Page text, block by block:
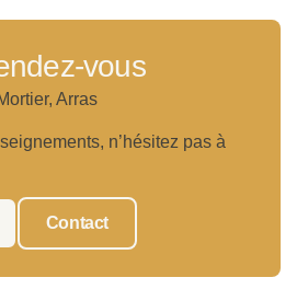
vous
Arras
n’hésitez pas à
Contact